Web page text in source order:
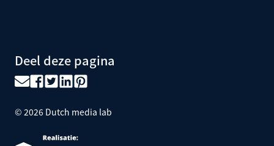
Deel deze pagina
© 2026 Dutch media lab